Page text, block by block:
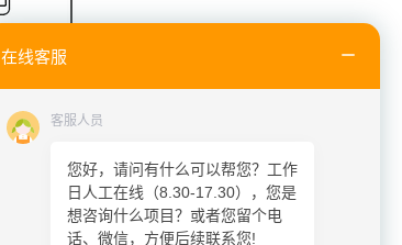
在线客服
客服人员
您好，请问有什么可以帮您？工作
日人工在线（8.30-17.30），您是
想咨询什么项目？或者您留个电
话、微信，方便后续联系您!